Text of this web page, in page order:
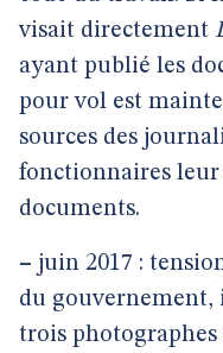
visait directement
ayant publié les
pour vol est
sources des
fonctionnaires
documents.
– juin 2017 :
du gouvernement,
trois photographes